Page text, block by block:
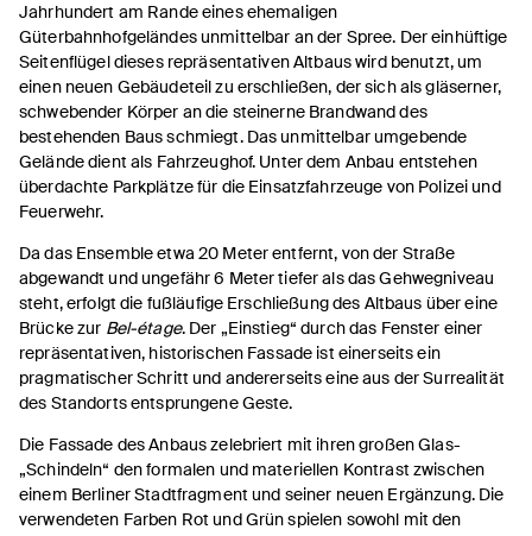
Jahrhundert am Rande eines ehemaligen
Güterbahnhofgeländes unmittelbar an der Spree. Der einhüftige
Seitenflügel dieses repräsentativen Altbaus wird benutzt, um
einen neuen Gebäudeteil zu erschließen, der sich als gläserner,
schwebender Körper an die steinerne Brandwand des
bestehenden Baus schmiegt. Das unmittelbar umgebende
Gelände dient als Fahrzeughof. Unter dem Anbau entstehen
überdachte Parkplätze für die Einsatzfahrzeuge von Polizei und
Feuerwehr.
Da das Ensemble etwa 20 Meter entfernt, von der Straße
abgewandt und ungefähr 6 Meter tiefer als das Gehwegniveau
steht, erfolgt die fußläufige Erschließung des Altbaus über eine
Brücke zur Bel-étage. Der „Einstieg“ durch das Fenster einer
repräsentativen, historischen Fassade ist einerseits ein
pragmatischer Schritt und andererseits eine aus der Surrealität
des Standorts entsprungene Geste.
Die Fassade des Anbaus zelebriert mit ihren großen Glas-
„Schindeln“ den formalen und materiellen Kontrast zwischen
einem Berliner Stadtfragment und seiner neuen Ergänzung. Die
verwendeten Farben Rot und Grün spielen sowohl mit den